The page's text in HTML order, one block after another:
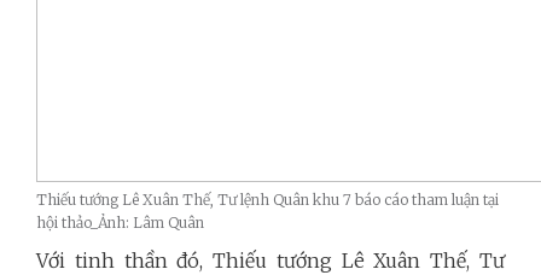
Thiếu tướng Lê Xuân Thế, Tư lệnh Quân khu 7 báo cáo tham luận tại
hội thảo_Ảnh: Lâm Quân
Với tinh thần đó, Thiếu tướng Lê Xuân Thế, Tư